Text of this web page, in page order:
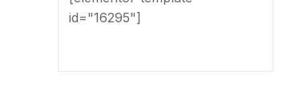
id="16295"]